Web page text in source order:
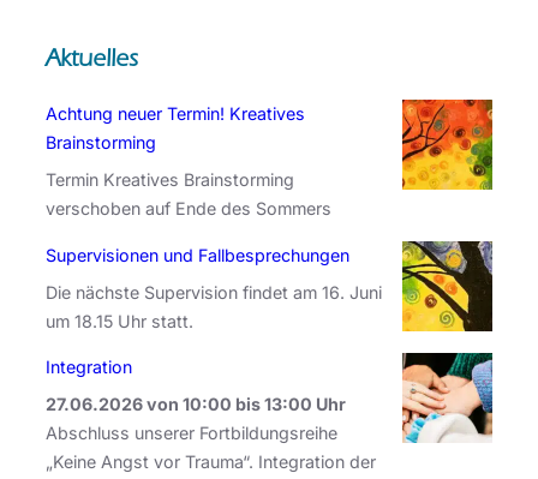
Aktuelles
Achtung neuer Termin! Kreatives
Brainstorming
Termin Kreatives Brainstorming
verschoben auf Ende des Sommers
Supervisionen und Fallbesprechungen
Die nächste Supervision findet am 16. Juni
um 18.15 Uhr statt.
Integration
27.06.2026 von 10:00 bis 13:00 Uhr
Abschluss unserer Fortbildungsreihe
„Keine Angst vor Trauma“. Integration der